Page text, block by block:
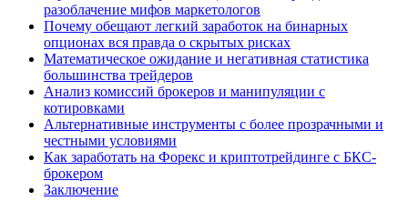
разоблачение мифов маркетологов
Почему обещают легкий заработок на бинарных
опционах вся правда о скрытых рисках
Математическое ожидание и негативная статистика
большинства трейдеров
Анализ комиссий брокеров и манипуляции с
котировками
Альтернативные инструменты с более прозрачными и
честными условиями
Как заработать на Форекс и криптотрейдинге с БКС-
брокером
Заключение